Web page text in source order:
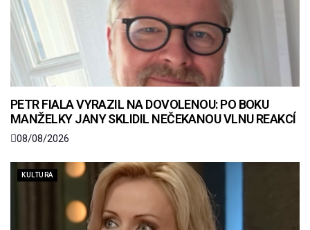
PETR FIALA VYRAZIL NA DOVOLENOU: PO BOKU
MANŽELKY JANY SKLIDIL NEČEKANOU VLNU REAKCÍ
08/08/2026
KULTURA